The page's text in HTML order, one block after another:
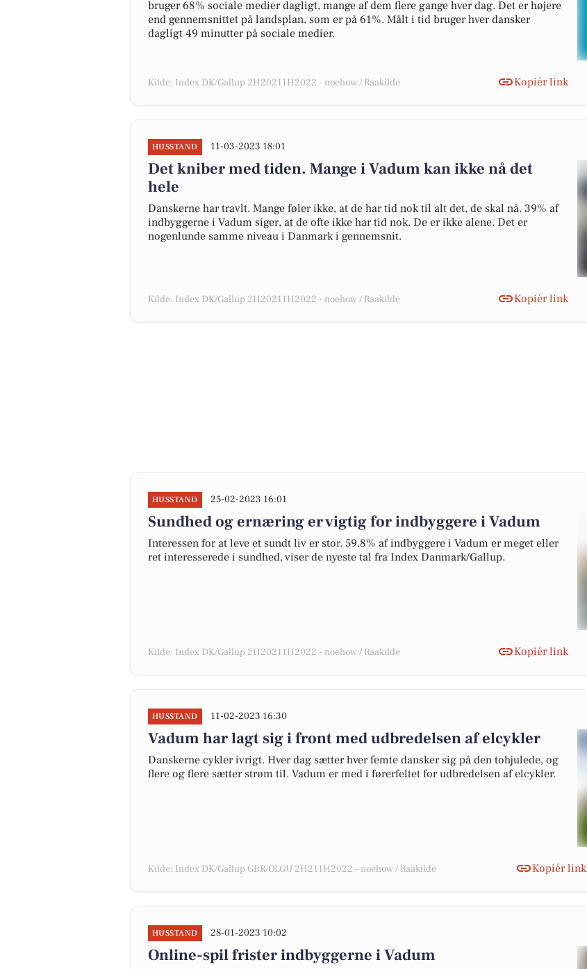
bruger 68% sociale medier dagligt, mange af dem flere gange hver dag. Det er højere
end gennemsnittet på landsplan, som er på 61%. Målt i tid bruger hver dansker
dagligt 49 minutter på sociale medier.
Kilde: Index DK/Gallup 2H20211H2022 - noehow / Raakilde Kopiér link
HUSSTAND 11-03-2023 18:01
Det kniber med tiden. Mange i Vadum kan ikke nå det
hele
Danskerne har travlt. Mange føler ikke, at de har tid nok til alt det, de skal nå. 39% af
indbyggerne i Vadum siger, at de ofte ikke har tid nok. De er ikke alene. Det er
nogenlunde samme niveau i Danmark i gennemsnit.
Kilde: Index DK/Gallup 2H20211H2022 - noehow / Raakilde Kopiér link
HUSSTAND 25-02-2023 16:01
Sundhed og ernæring er vigtig for indbyggere i Vadum
Interessen for at leve et sundt liv er stor. 59,8% af indbyggere i Vadum er meget eller
ret interesserede i sundhed, viser de nyeste tal fra Index Danmark/Gallup.
Kilde: Index DK/Gallup 2H20211H2022 - noehow / Raakilde Kopiér link
HUSSTAND 11-02-2023 16:30
Vadum har lagt sig i front med udbredelsen af elcykler
Danskerne cykler ivrigt. Hver dag sætter hver femte dansker sig på den tohjulede, og
flere og flere sætter strøm til. Vadum er med i førerfeltet for udbredelsen af elcykler.
Kilde: Index DK/Gallup GBR/OLGU 2H211H2022 - noehow / Raakilde Kopiér link
HUSSTAND 28-01-2023 10:02
Online-spil frister indbyggerne i Vadum